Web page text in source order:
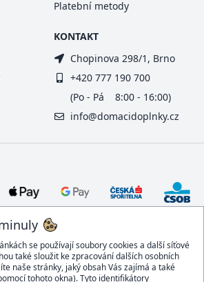
se používají soubory cookies a další síťové
také sloužit ke zpracování dalších osobních
naše stránky, jaký obsah Vás zajímá a také
tohoto okna). Tyto identifikátory
Platební metody
KONTAKT
Chopinova 298/1, Brno
+420 777 190 700
(Po - Pá 8:00 - 16:00)
info@domacidoplnky.cz